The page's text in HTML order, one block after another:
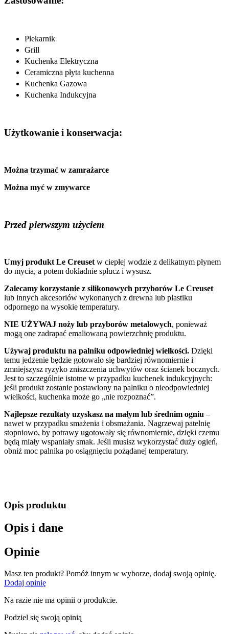
Piekarnik
Grill
Kuchenka Elektryczna
Ceramiczna płyta kuchenna
Kuchenka Gazowa
Kuchenka Indukcyjna
Użytkowanie i konserwacja:
Można trzymać w zamrażarce
Można myć w zmywarce
Przed pierwszym użyciem
Umyj produkt Le Creuset w ciepłej wodzie z delikatnym płynem
do mycia, a potem dokładnie spłucz i wysusz.
Zalecamy korzystanie z silikonowych przyborów Le Creuset
lub innych akcesoriów wykonanych z drewna lub plastiku
odpornego na wysokie temperatury.
NIE UŻYWAJ noży lub przyborów metalowych, ponieważ
mogą one zadrapać emaliowaną powierzchnię produktu.
Używaj produktu na palniku odpowiedniej wielkości. Dzięki
temu jedzenie będzie gotowało się bardziej równomiernie i
zmniejszysz ryzyko zniszczenia uchwytów oraz ścianek bocznych.
Jest to szczególnie istotne w przypadku kuchenek indukcyjnych:
jeśli produkt zostanie postawiony na palniku o nieodpowiedniej
wielkości, kuchenka może go „nie rozpoznać”.
Najlepsze rezultaty uzyskasz na małym lub średnim ogniu –
nawet w przypadku smażenia i obsmażania. Nagrzewaj patelnię
stopniowo, by potrawy ugotowały się równomiernie, dzięki czemu
będą miały wspaniały smak. Jeśli musisz wykorzystać duży ogień,
obniż moc palnika po osiągnięciu pożądanej temperatury.
Opis produktu
Opis i dane
Opinie
Masz ten produkt? Pomóż innym w wyborze, dodaj swoją opinię.
Dodaj opinię
Na razie nie ma opinii o produkcie.
Podziel się swoją opinią